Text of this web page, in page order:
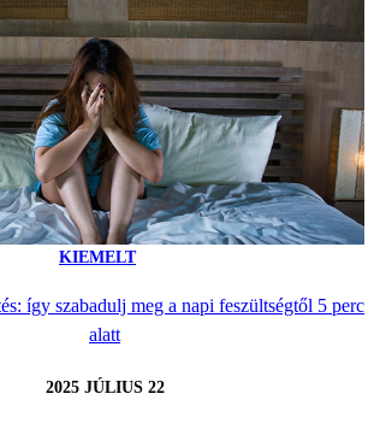
KIEMELT
így szabadulj meg a napi feszültségtől 5 perc
alatt
2025 JÚLIUS 22